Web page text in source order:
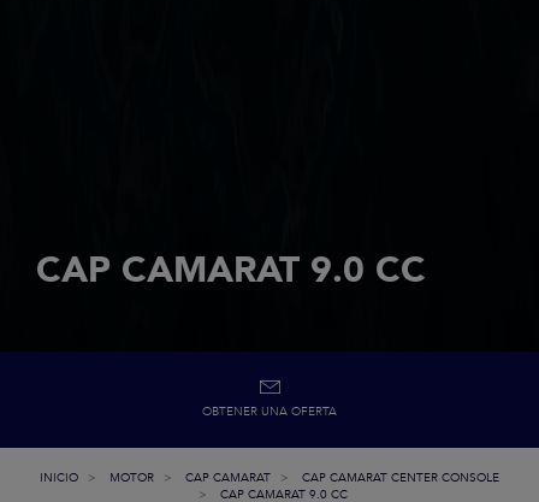
CAP CAMARAT 9.0 CC
OBTENER UNA OFERTA
INICIO MOTOR CAP CAMARAT
CAP CAMARAT CENTER CONSOLE
CAP CAMARAT 9.0 CC